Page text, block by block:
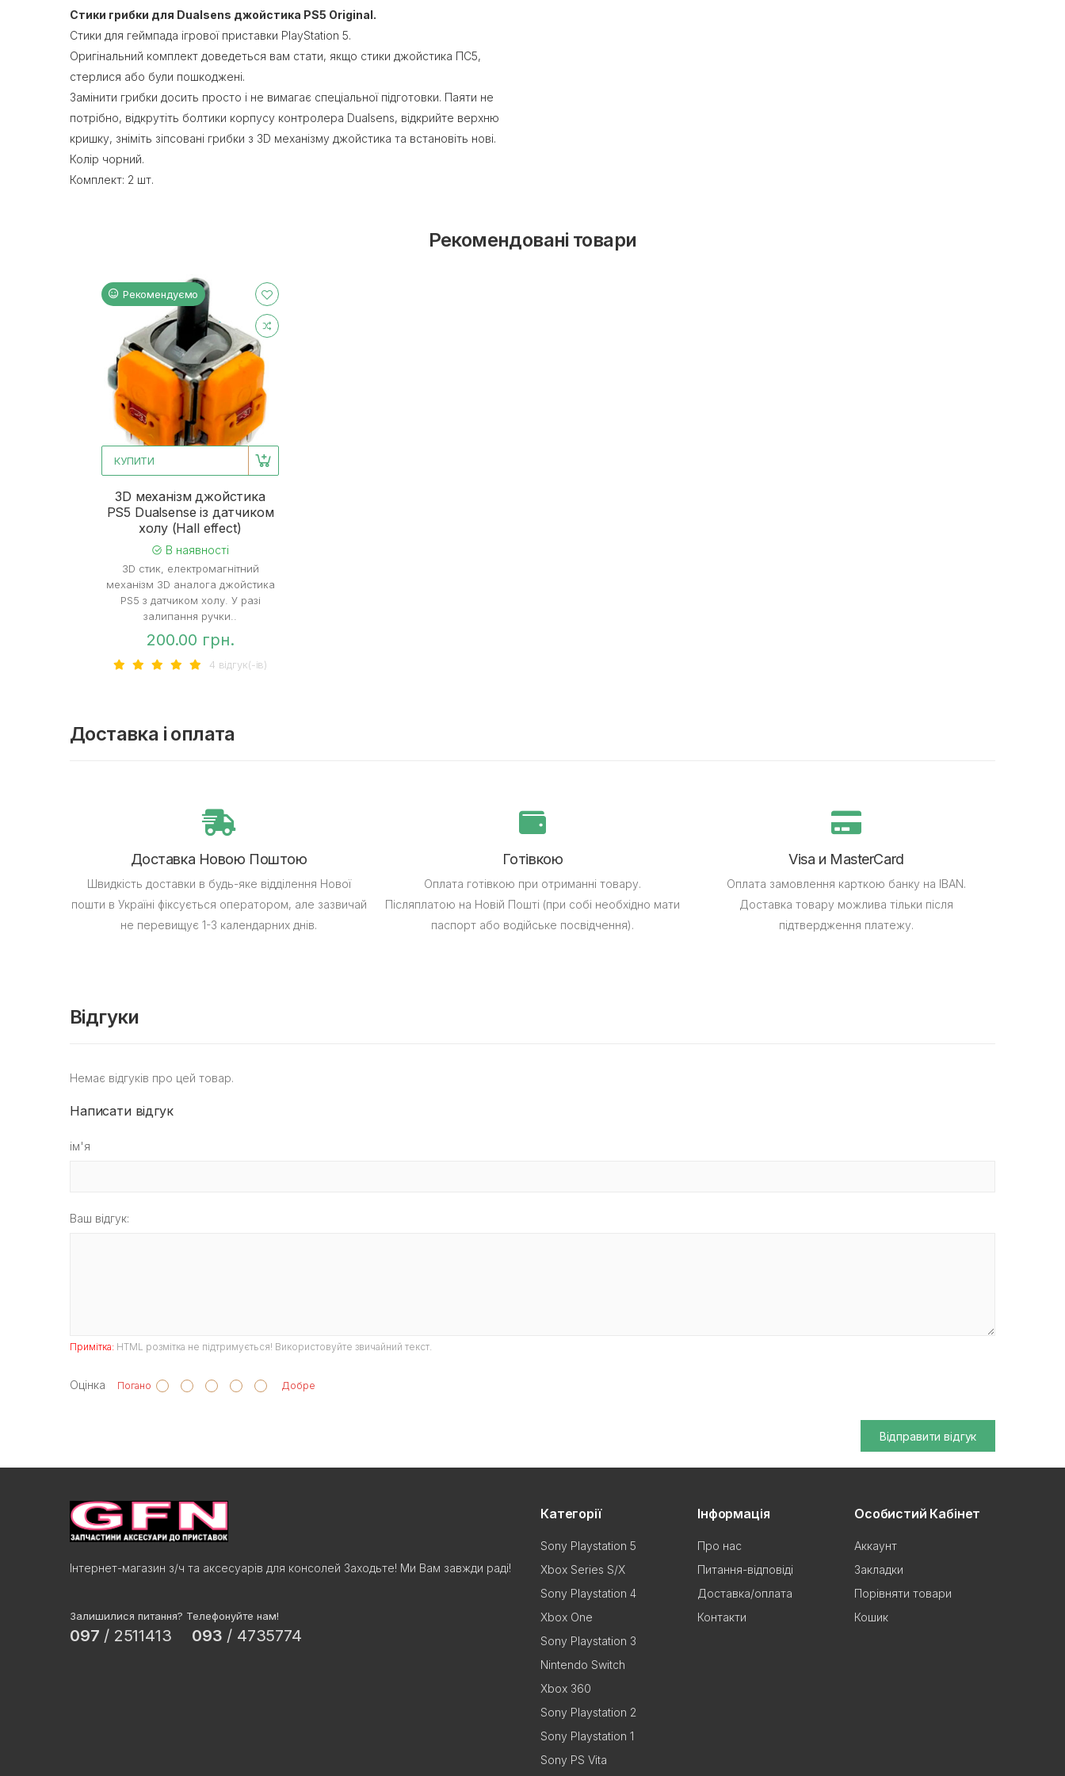
Стики грибки для Dualsens джойстика PS5 Original.
Стики для геймпада ігрової приставки PlayStation 5.
Оригінальний комплект доведеться вам стати, якщо стики джойстика ПС5,
стерлися або були пошкоджені.
Замінити грибки досить просто і не вимагає спеціальної підготовки. Паяти не
потрібно, відкрутіть болтики корпусу контролера Dualsens, відкрийте верхню
кришку, зніміть зіпсовані грибки з 3D механізму джойстика та встановіть нові.
Колір чорний.
Комплект: 2 шт.
Рекомендовані товари
Рекомендуємо
КУПИТИ
3D механізм джойстика
PS5 Dualsense із датчиком
холу (Hall effect)
В наявності
3D стик, електромагнітний
механізм 3D аналога джойстика
PS5 з датчиком холу. У разі
залипання ручки..
200.00 грн.
4 вiдгук(-iв)
Доставка і оплата
Доставка Новою Поштою
Швидкість доставки в будь-яке відділення Нової
пошти в Україні фіксується оператором, але зазвичай
не перевищує 1-3 календарних днів.
Готівкою
Оплата готівкою при отриманні товару.
Післяплатою на Новій Пошті (при собі необхідно мати
паспорт або водійське посвідчення).
Visa и MasterCard
Оплата замовлення карткою банку на IBAN.
Доставка товару можлива тільки після
підтвердження платежу.
Відгуки
Немає відгуків про цей товар.
Написати відгук
ім'я
Ваш відгук:
Примітка: HTML розмітка не підтримується! Використовуйте звичайний текст.
Оцінка Погано Добре
Відправити відгук
Інтернет-магазин з/ч та аксесуарів для консолей Заходьте! Ми Вам завжди раді!
Залишилися питання? Телефонуйте нам!
097 / 2511413 093 / 4735774
Категорії
Sony Playstation 5
Xbox Series S/X
Sony Playstation 4
Xbox One
Sony Playstation 3
Nintendo Switch
Xbox 360
Sony Playstation 2
Sony Playstation 1
Sony PS Vita
Інформація
Про нас
Питання-відповіді
Доставка/оплата
Контакти
Особистий Кабінет
Аккаунт
Закладки
Порівняти товари
Кошик